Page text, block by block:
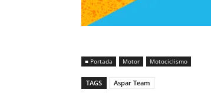
■ Portada Motor Motociclismo
TAGS Aspar Team